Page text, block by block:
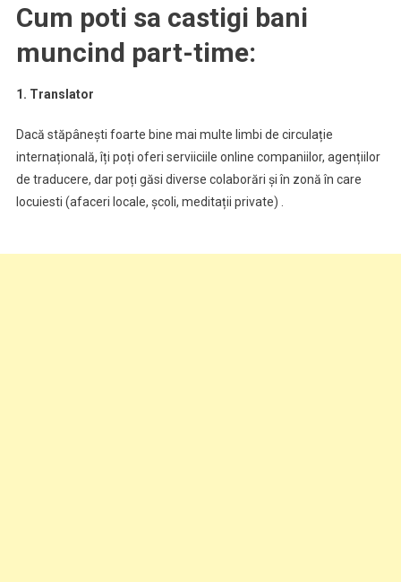
Cum poti sa castigi bani
muncind part-time:
1. Translator
Dacă stăpânești foarte bine mai multe limbi de circulație
internațională, îți poți oferi serviiciile online companiilor, agențiilor
de traducere, dar poți găsi diverse colaborări și în zonă în care
locuiesti (afaceri locale, școli, meditații private) .